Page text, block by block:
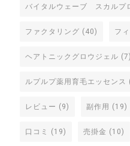
バイタルウェーブ スカルプ
ファクタリング (40) フ
ヘアトニックグロウジェル (7)
ルプルプ薬用育毛エッセンス
レビュー (9) 副作用 (19)
口コミ (19) 売掛金 (10)